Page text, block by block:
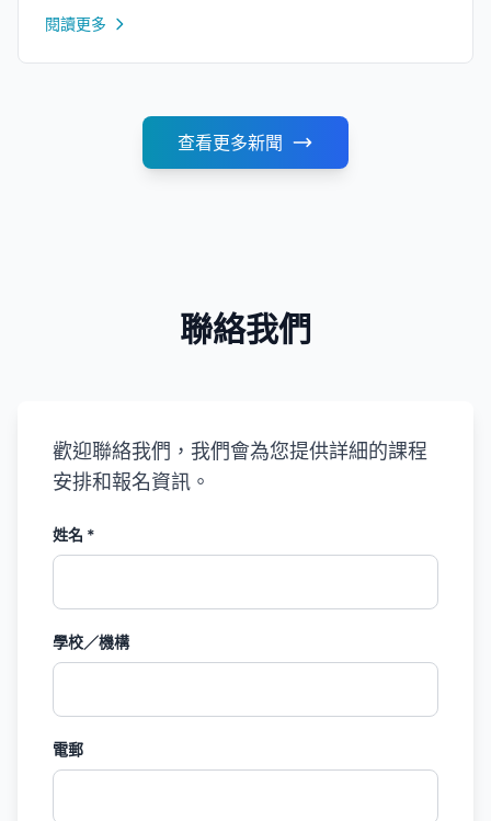
閱讀更多
查看更多新聞
聯絡我們
歡迎聯絡我們，我們會為您提供詳細的課程
安排和報名資訊。
姓名 *
學校／機構
電郵